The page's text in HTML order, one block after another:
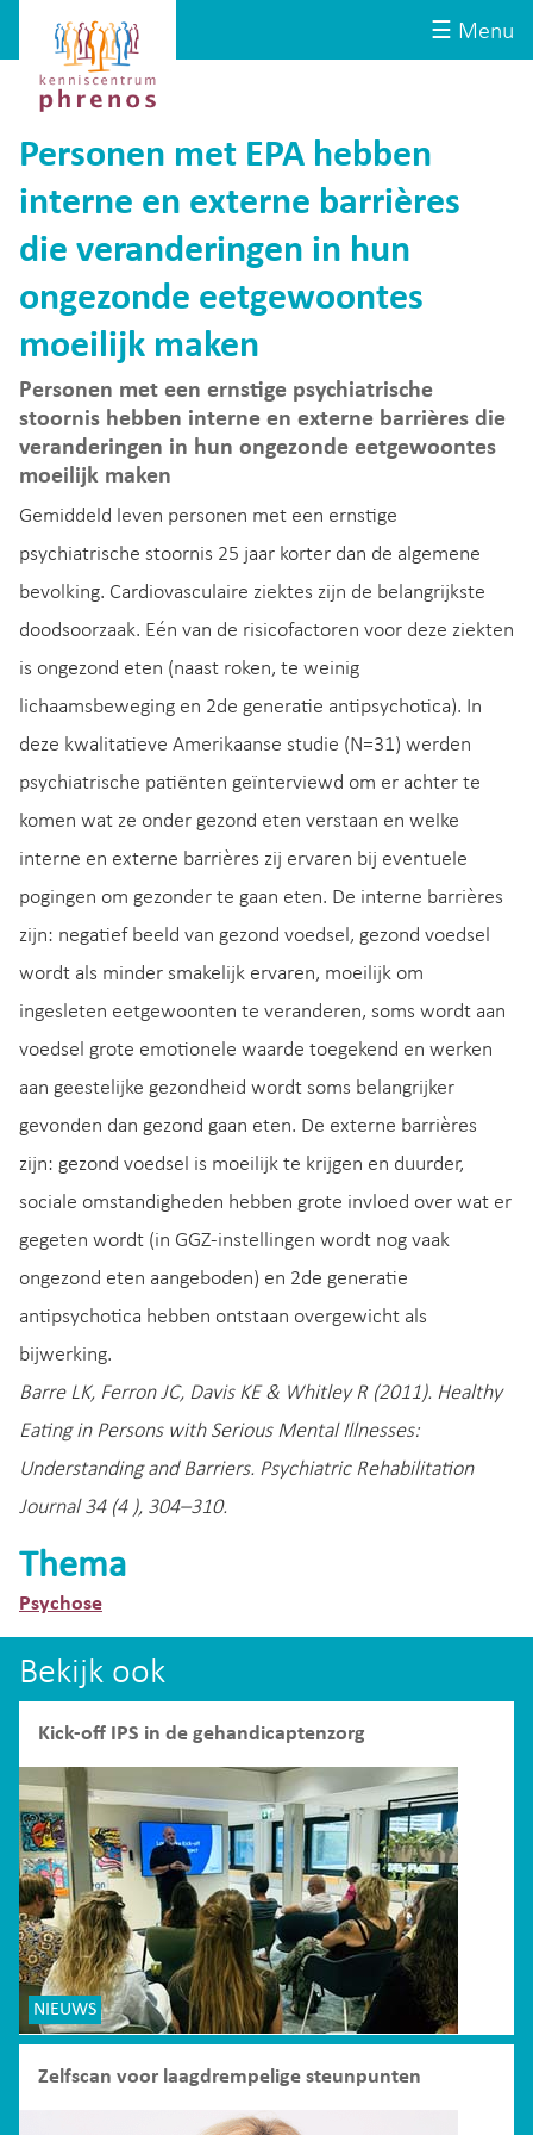
☰ Menu
Kenniscentrum
Phrenos
website
Personen met EPA hebben
interne en externe barrières
die veranderingen in hun
ongezonde eetgewoontes
moeilijk maken
Personen met een ernstige psychiatrische
stoornis hebben interne en externe barrières die
veranderingen in hun ongezonde eetgewoontes
moeilijk maken
Gemiddeld leven personen met een ernstige
psychiatrische stoornis 25 jaar korter dan de algemene
bevolking. Cardiovasculaire ziektes zijn de belangrijkste
doodsoorzaak. Eén van de risicofactoren voor deze ziekten
is ongezond eten (naast roken, te weinig
lichaamsbeweging en 2de generatie antipsychotica). In
deze kwalitatieve Amerikaanse studie (N=31) werden
psychiatrische patiënten geïnterviewd om er achter te
komen wat ze onder gezond eten verstaan en welke
interne en externe barrières zij ervaren bij eventuele
pogingen om gezonder te gaan eten. De interne barrières
zijn: negatief beeld van gezond voedsel, gezond voedsel
wordt als minder smakelijk ervaren, moeilijk om
ingesleten eetgewoonten te veranderen, soms wordt aan
voedsel grote emotionele waarde toegekend en werken
aan geestelijke gezondheid wordt soms belangrijker
gevonden dan gezond gaan eten. De externe barrières
zijn: gezond voedsel is moeilijk te krijgen en duurder,
sociale omstandigheden hebben grote invloed over wat er
gegeten wordt (in GGZ-instellingen wordt nog vaak
ongezond eten aangeboden) en 2de generatie
antipsychotica hebben ontstaan overgewicht als
bijwerking.
Barre LK, Ferron JC, Davis KE & Whitley R (2011). Healthy
Eating in Persons with Serious Mental Illnesses:
Understanding and Barriers. Psychiatric Rehabilitation
Journal 34 (4 ), 304–310.
Thema
Psychose
Bekijk ook
Kick-off IPS in de gehandicaptenzorg
NIEUWS
Zelfscan voor laagdrempelige steunpunten